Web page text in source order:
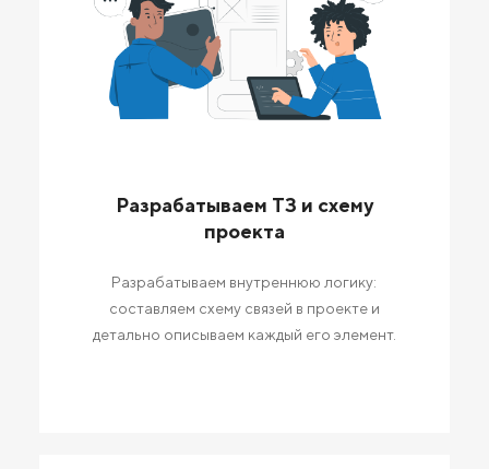
Разрабатываем ТЗ и схему
проекта
Разрабатываем внутреннюю логику:
составляем схему связей в проекте и
детально описываем каждый его элемент.